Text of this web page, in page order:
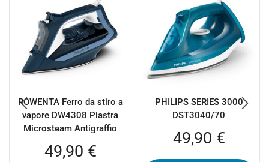
ROWENTA Ferro da stiro a
vapore DW4308 Piastra
Microsteam Antigraffio
49,90 €
PHILIPS SERIES 3000
DST3040/70
49,90 €